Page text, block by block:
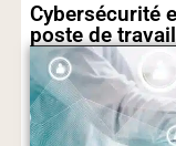
Cybersécurité
poste de travail